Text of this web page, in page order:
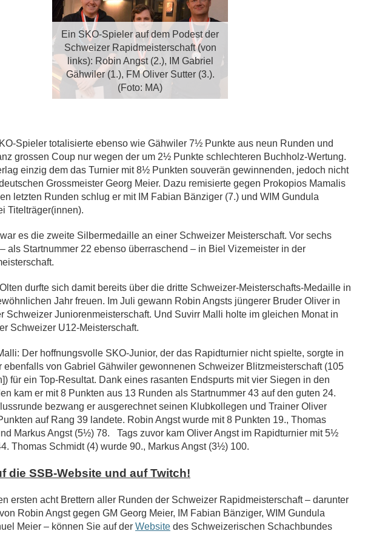
Ein SKO-Spieler auf dem Podest der
Schweizer Rapidmeisterschaft (von
links): Robin Angst (2.), IM Gabriel
Gähwiler (1.), FM Oliver Sutter (3.).
(Foto: MA)
Spieler totalisierte ebenso wie Gähwiler 7½ Punkte aus neun Runden und
grossen Coup nur wegen der um 2½ Punkte schlechteren Buchholz-Wertung.
einzig dem das Turnier mit 8½ Punkten souverän gewinnenden, jedoch nicht
Grossmeister Georg Meier. Dazu remisierte gegen Prokopios Mamalis
letzten Runden schlug er mit IM Fabian Bänziger (7.) und WIM Gundula
Titelträger(innen).
es die zweite Silbermedaille an einer Schweizer Meisterschaft. Vor sechs
als Startnummer 22 ebenso überraschend – in Biel Vizemeister in der
durfte sich damit bereits über die dritte Schweizer-Meisterschafts-Medaille in
Jahr freuen. Im Juli gewann Robin Angsts jüngerer Bruder Oliver in
Schweizer Juniorenmeisterschaft. Und Suvirr Malli holte im gleichen Monat in
Schweizer U12-Meisterschaft.
Der hoffnungsvolle SKO-Junior, der das Rapidturnier nicht spielte, sorgte in
ebenfalls von Gabriel Gähwiler gewonnenen Schweizer Blitzmeisterschaft (105
für ein Top-Resultat. Dank eines rasanten Endspurts mit vier Siegen in den
kam er mit 8 Punkten aus 13 Runden als Startnummer 43 auf den guten 24.
bezwang er ausgerechnet seinen Klubkollegen und Trainer Oliver
auf Rang 39 landete. Robin Angst wurde mit 8 Punkten 19., Thomas
Markus Angst (5½) 78. Tags zuvor kam Oliver Angst im Rapidturnier mit 5½
Thomas Schmidt (4) wurde 90., Markus Angst (3½) 100.
die SSB-Website und auf Twitch!
ersten acht Brettern aller Runden der Schweizer Rapidmeisterschaft – darunter
Robin Angst gegen GM Georg Meier, IM Fabian Bänziger, WIM Gundula
Meier – können Sie auf der Websitedes Schweizerischen Schachbundes